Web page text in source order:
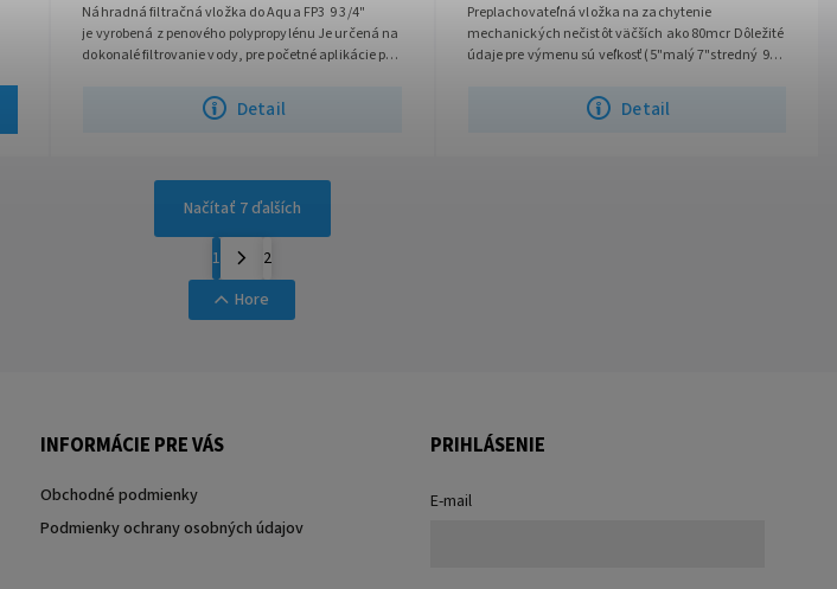
Detail
Náhradná filtračná vložka do Aqua FP3 9 3/4"
je vyrobená z penového polypropylénu Je určená na
dokonalé filtrovanie vody, pre početné aplikácie pre
Detail
Preplachovateľná vložka na zachytenie
mechanických nečistôt väčších ako 80mcr Dôležité
údaje pre výmenu sú veľkosť (5"malý 7"stredný 9
Načítať 7 ďalších
1
2
Hore
INFORMÁCIE PRE VÁS
Obchodné podmienky
Podmienky ochrany osobných údajov
PRIHLÁSENIE
E-mail